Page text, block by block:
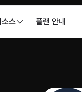
소스 플랜 안내